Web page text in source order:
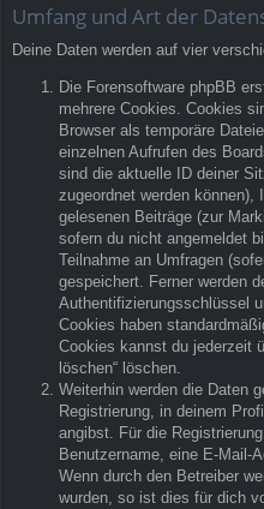
Umfang und Art der
Deine Daten werden auf vier
Die Forensoftware phpBB
mehrere Cookies. Cookies
Browser als temporäre
einzelnen Aufrufen des
sind die aktuelle ID deiner
zugeordnet werden können),
gelesenen Beiträge (zur
sofern du nicht angemeldet
Teilnahme an Umfragen
gespeichert. Ferner werden
Authentifizierungsschlüssel
Cookies haben
Cookies kannst du jederzeit
löschen“ löschen.
Weiterhin werden die Daten
Registrierung, in deinem
angibst. Für die
Benutzername, eine E-Mail-
Wenn durch den Betreiber
wurden, so ist dies für dich